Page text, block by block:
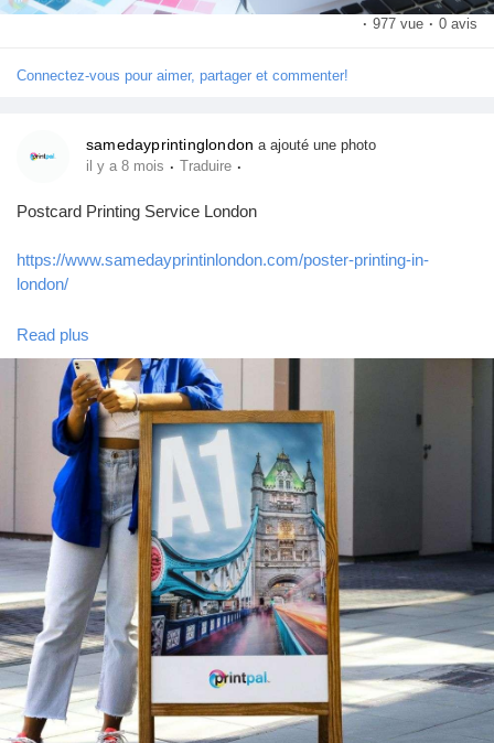
Offres
Mes Offres
Emplois
Mes emplois
Cours
Mes cours
Forums
· 977 vue · 0 avis
Connectez-vous pour aimer, partager et commenter!
samedayprintinglondon a ajouté une photo
il y a 8 mois · Traduire ·
Postcard Printing Service London
https://www.samedayprintinlondon.com/poster-printing-in-
london/
Same Day Printing London's postcard printing service allows
you to create amazing postcards. Ideal for marketing,
invitations, and personalized messaging. You can rely on our
high-quality, rapid, and professional printing services.
#postcardprintingservicelondon
Read plus